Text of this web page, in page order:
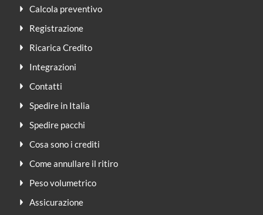
Calcola preventivo
Registrazione
Ricarica Credito
Integrazioni
Contatti
Spedire in Italia
Spedire pacchi
Cosa sono i crediti
Come annullare il ritiro
Peso volumetrico
Assicurazione